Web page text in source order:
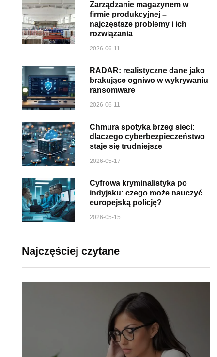
Zarządzanie magazynem w
firmie produkcyjnej –
najczęstsze problemy i ich
rozwiązania
2026-06-11
RADAR: realistyczne dane jako
brakujące ogniwo w wykrywaniu
ransomware
2026-06-11
Chmura spotyka brzeg sieci:
dlaczego cyberbezpieczeństwo
staje się trudniejsze
2026-05-17
Cyfrowa kryminalistyka po
indyjsku: czego może nauczyć
europejską policję?
2026-05-15
Najczęściej czytane